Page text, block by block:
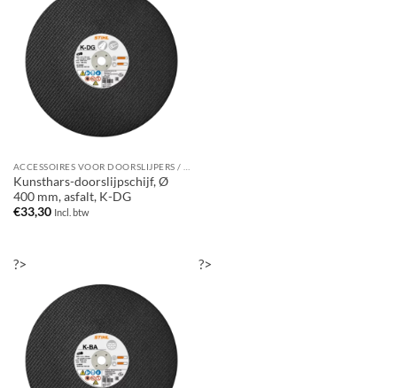
Kunsthars-doorslijpschijf, Ø
400 mm, asfalt, K-DG
€33,30 Incl. btw
?> ?>